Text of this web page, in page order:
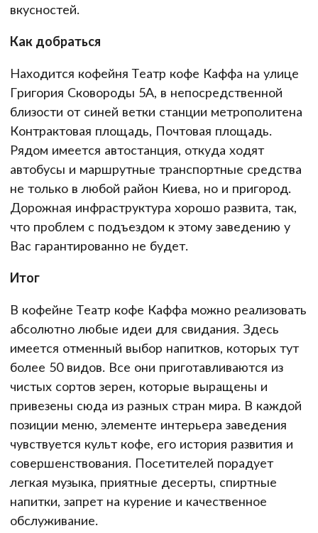
вкусностей.
Как добраться
Находится кофейня Театр кофе Каффа на улице
Григория Сковороды 5А, в непосредственной
близости от синей ветки станции метрополитена
Контрактовая площадь, Почтовая площадь.
Рядом имеется автостанция, откуда ходят
автобусы и маршрутные транспортные средства
не только в любой район Киева, но и пригород.
Дорожная инфраструктура хорошо развита, так,
что проблем с подъездом к этому заведению у
Вас гарантированно не будет.
Итог
В кофейне Театр кофе Каффа можно реализовать
абсолютно любые идеи для свидания. Здесь
имеется отменный выбор напитков, которых тут
более 50 видов. Все они приготавливаются из
чистых сортов зерен, которые выращены и
привезены сюда из разных стран мира. В каждой
позиции меню, элементе интерьера заведения
чувствуется культ кофе, его история развития и
совершенствования. Посетителей порадует
легкая музыка, приятные десерты, спиртные
напитки, запрет на курение и качественное
обслуживание.